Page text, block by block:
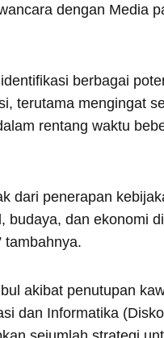
dengan Media
berbagai
terutama mengingat
rentang waktu
dari penerapan
budaya, dan ekonomi di
tambahnya.
akibat penutupan
dan Informatika